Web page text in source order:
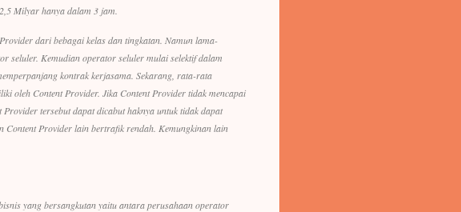
Milyar hanya dalam 3 jam.
dari bebagai kelas dan tingkatan. Namun lama-
seluler. Kemudian operator seluler mulai selektif dalam
kontrak kerjasama. Sekarang, rata-rata
oleh Content Provider. Jika Content Provider tidak mencapai
tersebut dapat dicabut haknya untuk tidak dapat
Content Provider lain bertrafik rendah. Kemungkinan lain
yang bersangkutan yaitu antara perusahaan operator